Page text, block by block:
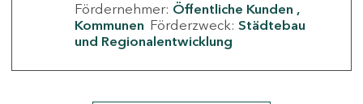
Fördernehmer: Öffentliche Kunden
Kommunen Förderzweck: Städtebau
und Regionalentwicklung